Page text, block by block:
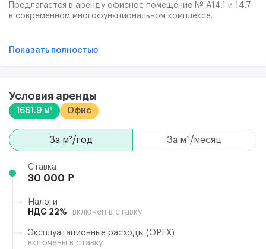
Предлагается в аренду офисное помещение № А14.1 и 14.7
в современном многофункциональном комплексе.
месяца, а при необходимости обсуждаем больший срок.
более продуктивной деятельности, а высокоскоростные
лифты с интеллектуальной системой управления экономят
Ваше время и позволяют оперативно добраться до офиса
На фото представлены рендеры мест общего пользования.
этажа в здании.
Показать полностью
Условия аренды
1661.9 м² Офис
за м²/год за м²/месяц
Ставка
30 000 ₽
Налоги
НДС 22%
включен в ставку
Эксплуатационные расходы (ОРЕХ)
включены в ставку